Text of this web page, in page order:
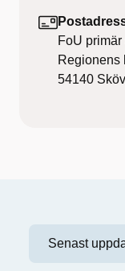
FoU
Regionens
54140
Senast